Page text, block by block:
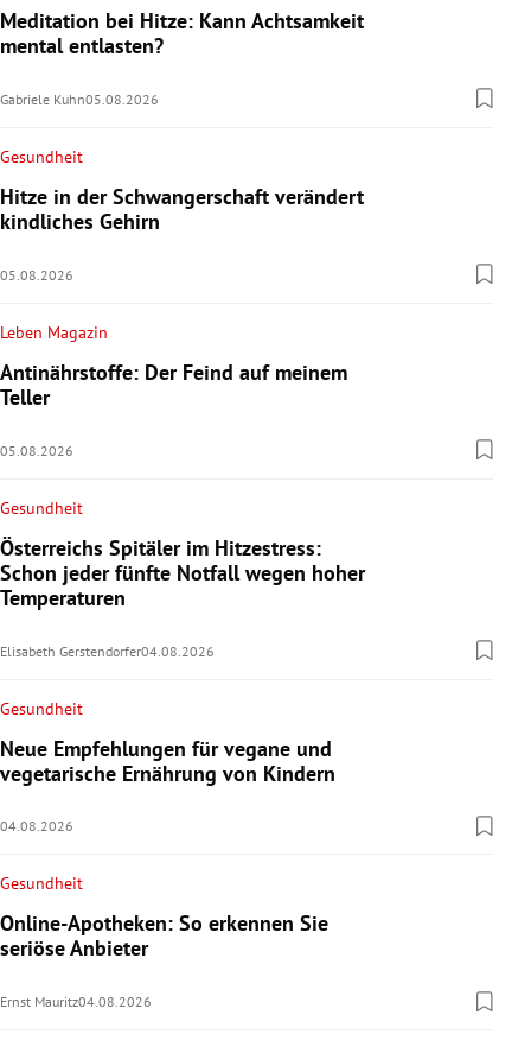
Meditation bei Hitze: Kann Achtsamkeit
mental entlasten?
Gabriele Kuhn05.08.2026
Gesundheit
Hitze in der Schwangerschaft verändert
kindliches Gehirn
05.08.2026
Leben Magazin
Antinährstoffe: Der Feind auf meinem
Teller
05.08.2026
Gesundheit
Österreichs Spitäler im Hitzestress:
Schon jeder fünfte Notfall wegen hoher
Temperaturen
Elisabeth Gerstendorfer04.08.2026
Gesundheit
Neue Empfehlungen für vegane und
vegetarische Ernährung von Kindern
04.08.2026
Gesundheit
Online-Apotheken: So erkennen Sie
seriöse Anbieter
Ernst Mauritz04.08.2026